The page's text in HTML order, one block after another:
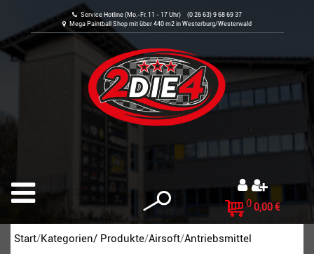
Service Hotline (Mo.-Fr. 11 - 17 Uhr) (0 26 63) 9 68 69 37
Mega Paintball Shop mit über 440 m2 in Westerburg/Westerwald
0 0,00 €
Start Kategorien/ Produkte Airsoft Antriebsmittel